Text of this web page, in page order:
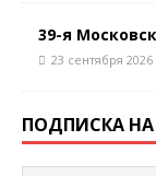
39-я
23 сентября 2026
ПОДПИСКА